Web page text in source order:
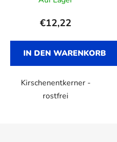
€12,22
IN DEN WARENKORB
Kirschenentkerner -
rostfrei